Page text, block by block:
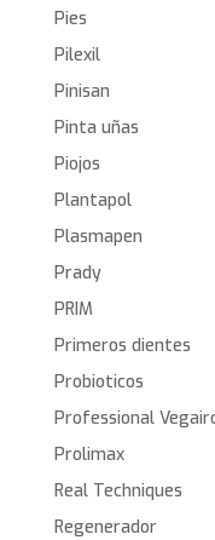
Pies
Pilexil
Pinisan
Pinta uñas
Piojos
Plantapol
Plasmapen
Prady
PRIM
Primeros dientes
Probioticos
Professional
Prolimax
Real Techniques
Regenerador